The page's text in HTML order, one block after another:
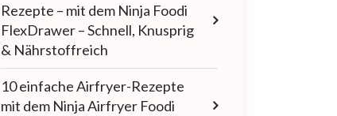
Rezepte – mit dem Ninja Foodi
FlexDrawer – Schnell, Knusprig
& Nährstoffreich
10 einfache Airfryer-Rezepte
mit dem Ninja Airfryer Foodi